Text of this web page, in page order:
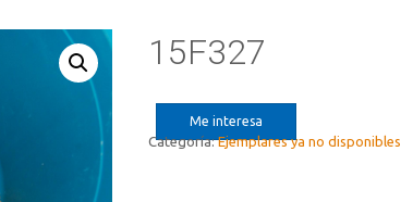
15F327
Me interesa
Categoría:Ejemplares ya no disponibles